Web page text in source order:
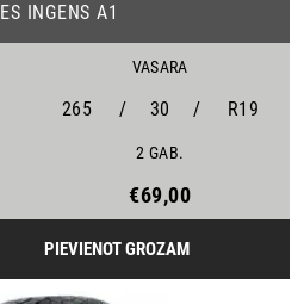
INGENS A1
VASARA
265 / 30 / R19
2 GAB.
€69,00
PIEVIENOT GROZAM